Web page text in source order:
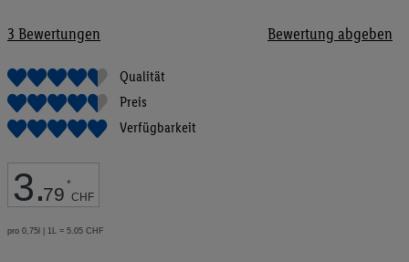
3 Bewertungen Bewertung abgeben
Qualität
Preis
Verfügbarkeit
3.79 *
CHF
pro 0,75l | 1L = 5.05 CHF
springen